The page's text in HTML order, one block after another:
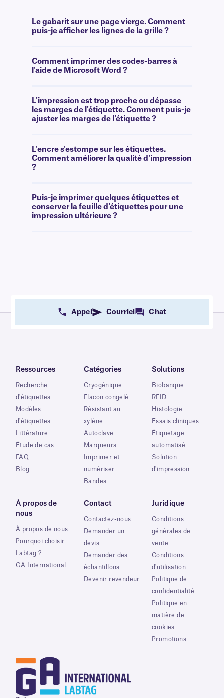
Le gabarit sur une page vierge. Comment
puis-je afficher les lignes de la grille ?
Comment imprimer des codes-barres à
l'aide de Microsoft Word ?
L'impression est trop proche ou dépasse
les marges de l'étiquette. Comment puis-je
ajuster les marges de l'étiquette ?
L'encre s'estompe sur les étiquettes.
Comment améliorer la qualité d'impression
?
Puis-je imprimer quelques étiquettes et
conserver la feuille d'étiquettes pour une
impression ultérieure ?
Appel Courriel Chat
Ressources
Recherche
d'étiquettes
Modèles
d'étiquettes
Littérature
Étude de cas
FAQ
Blog
Catégories
Cryogénique
Flacon congelé
Résistant au
xylène
Autoclave
Marqueurs
Imprimer et
numériser
Bandes
Solutions
Biobanque
RFID
Histologie
Essais cliniques
Étiquetage
automatisé
Solution
d'impression
À propos de
nous
À propos de nous
Pourquoi choisir
Labtag ?
GA International
Contact
Contactez-nous
Demander un
devis
Demander des
échantillons
Devenir revendeur
Juridique
Conditions
générales de
vente
Conditions
d'utilisation
Politique de
confidentialité
Politique en
matière de
cookies
Promotions